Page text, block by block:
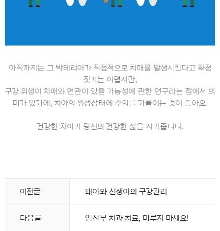
아직까지는 그 박테리아가 직접적으로 치매를 발생시킨다고 확정
짓기는 어렵지만,
구강 위생이 치매와 연관이 있을 가능성에 관한 연구라는 점에서 의
미가 있기에, 치아의 위생상태에 주의를 기울이는 것이 좋아요.
건강한 치아가 당신의 건강한 삶을 지켜줍니다.
이전글 태아와 신생아의 구강관리
다음글 임산부 치과 치료, 미루지 마세요!